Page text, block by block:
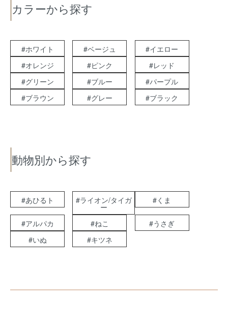
カラーから探す
#ホワイト #ベージュ
#イエロー
#オレンジ
#ピンク
#レッド
#グリーン
#ブルー
#パープル
#ブラウン
#グレー #ブラック
動物別から探す
#あひるト #ライオン/タイガ
ー
#くま
#アルパカ #ねこ
#うさぎ
#いぬ
#キツネ